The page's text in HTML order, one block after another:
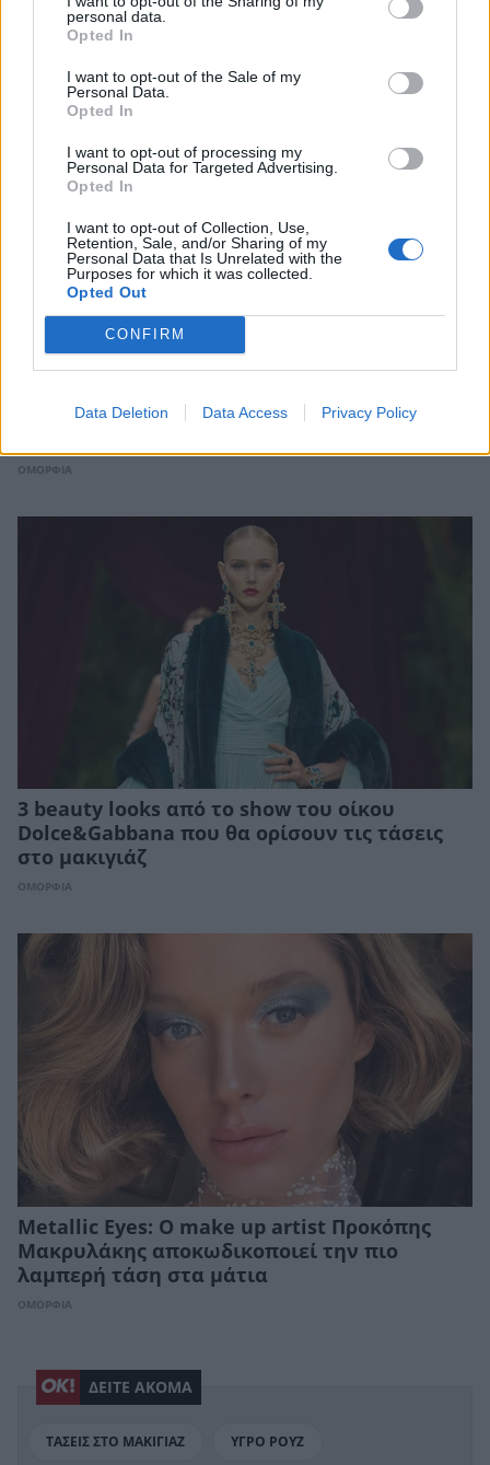
personal data.
Opted In
I want to opt-out of the Sale of my
Personal Data.
Opted In
I want to opt-out of processing my
Personal Data for Targeted Advertising.
Opted In
I want to opt-out of Collection, Use,
Retention, Sale, and/or Sharing of my
Personal Data that Is Unrelated with the
Purposes for which it was collected.
Opted Out
CONFIRM
Data Deletion Data Access Privacy Policy
Ο Προκόπης Μακρυλάκης μας αποκαλύπτει
το πιο όμορφο φίλτρο του καλοκαιριού
Οι 2 τάσεις στο καλοκαιρινό μακιγιάζ που θα
ΟΜΟΡΦΙΑ
3 beauty looks από το show του οίκου
Dolce&Gabbana που θα ορίσουν τις τάσεις
στο μακιγιάζ
ΟΜΟΡΦΙΑ
Metallic Eyes: Ο make up artist Προκόπης
Μακρυλάκης αποκωδικοποιεί την πιο
λαμπερή τάση στα μάτια
ΟΜΟΡΦΙΑ
ΔΕΙΤΕ ΑΚΟΜΑ
ΤΑΣΕΙΣ ΣΤΟ ΜΑΚΙΓΙΑΖ ΥΓΡΟ ΡΟΥΖ